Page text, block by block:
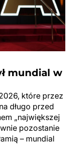
mundial w
które przez
długo przed
„największej
pozostanie
– mundial